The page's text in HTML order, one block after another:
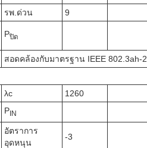
รพ.ด่วน
9
Pปิด
สอดคล้องกับมาตรฐาน IEEE 802.3ah-
λc 1260
PIN
อัตราการ
อุดหนุน
-3